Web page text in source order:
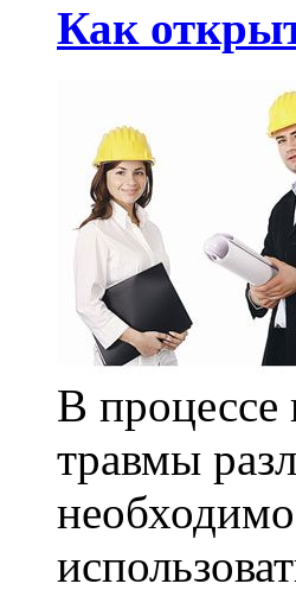
Как
В
травмы